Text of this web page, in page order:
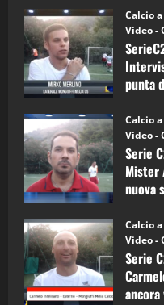
6)
–
a
Calcio
Video -
punta
Calcio
Video -
Serie
Mister
nuova
Calcio
Video -
Serie
4 15/
5 08/
1 08/